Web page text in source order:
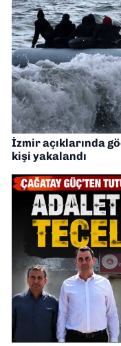
İzmir açıklarında
kişi yakalandı